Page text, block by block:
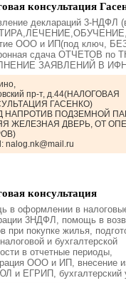
консультация
деклараций 3-НДФЛ
ООО и ИП(под ключ,
сдача ОТЧЕТОВ
ЗАЯВЛЕНИЙ В
пр-т, д.44(НАЛОГОВАЯ
ГАСЕНКО)
НАПРОТИВ ПОДЗЕМНОЙ
ЖЕЛЕЗНАЯ ДВЕРЬ, ОТ
nalog.nk@mail.ru
консультация
в оформлении в
3НДФЛ, помощь в
при покупке жилья,
и бухгалтерской
в отчетные периоды,
ООО и ИП, внесение
и ЕГРИП, бухгалтерский